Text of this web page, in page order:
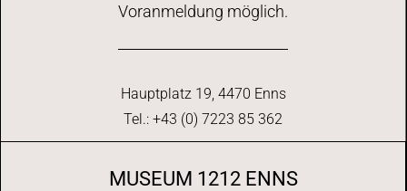
Voranmeldung möglich.
Hauptplatz 19, 4470 Enns
Tel.: +43 (0) 7223 85 362
MUSEUM 1212 ENNS